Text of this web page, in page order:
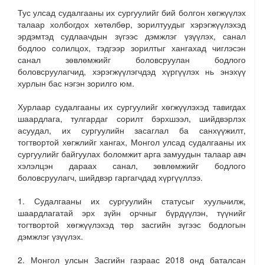
Тус улсад судалгааны их сургуулийг бий болгон хөгжүүлэх
талаар холбогдох хөтөлбөр, зорилтуудыг хэрэгжүүлэхэд
эрдэмтэд судлаачдын зүгээс дэмжлэг үзүүлэх, санал
бодлоо солилцох, тэдгээр зорилтыг хангахад чиглэсэн
санал зөвлөмжийг боловсруулан бодлого
боловсруулагчид, хэрэгжүүлэгчдэд хүргүүлэх нь энэхүү
хурлын бас нэгэн зорилго юм.
Хурлаар судалгааны их сургуулийг хөгжүүлэхэд тавигдах
шаардлага, тулгардаг сорилт бэрхшээл, шийдвэрлэх
асуудал, их сургуулийн засаглал ба санхүүжилт,
тогтвортой хөгжлийг хангах, Монгол улсад судалгааны их
сургуулийг байгуулах боломжит арга замуудын талаар авч
хэлэлцэн дараах санал, зөвлөмжийг бодлого
боловсруулагч, шийдвэр гаргагчдад хүргүүллээ.
1. Судалгааны их сургуулийн статусыг хуульчилж,
шаардлагатай эрх зүйн орчныг бүрдүүлэн, түүнийг
тогтвортой хөгжүүлэхэд төр засгийн зүгээс бодлогын
дэмжлэг үзүүлэх.
2. Монгол улсын Засгийн газраас 2018 онд баталсан